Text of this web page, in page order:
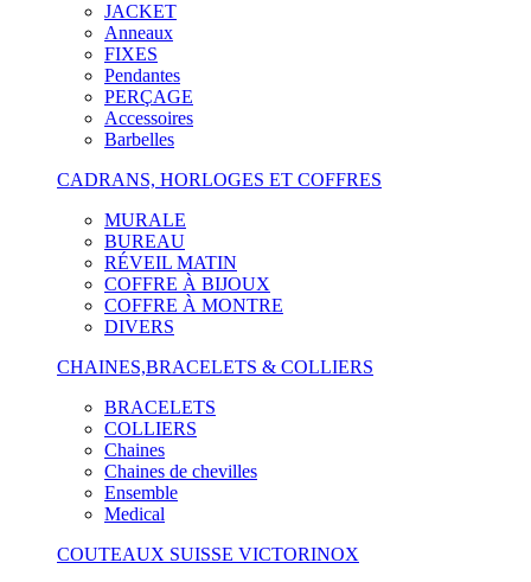
JACKET
Anneaux
FIXES
Pendantes
PERÇAGE
Accessoires
Barbelles
CADRANS, HORLOGES ET COFFRES
MURALE
BUREAU
RÉVEIL MATIN
COFFRE À BIJOUX
COFFRE À MONTRE
DIVERS
CHAINES,BRACELETS & COLLIERS
BRACELETS
COLLIERS
Chaines
Chaines de chevilles
Ensemble
Medical
COUTEAUX SUISSE VICTORINOX